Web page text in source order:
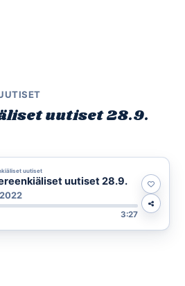
uutiset 28.9.
uutiset
uutiset 28.9.
3:27